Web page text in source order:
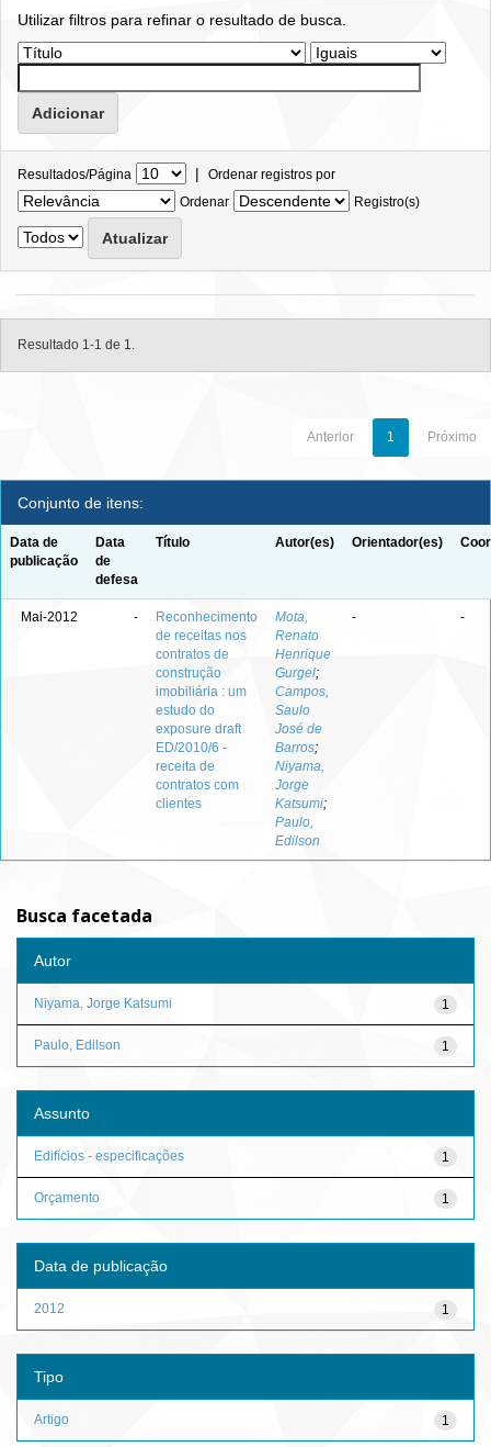
Utilizar filtros para refinar o resultado de busca.
Resultados/Página | Ordenar registros por
Ordenar
Registro(s)
Resultado 1-1 de 1.
Anterior 1 Próximo
Conjunto de itens:
Data de
publicação
Data
de
defesa
Título Autor(es) Orientador(es)
Mai-2012 -
Reconhecimento
de receitas nos
contratos de
construção
imobiliária : um
estudo do
exposure draft
ED/2010/6 -
receita de
contratos com
clientes
Mota,
Renato
Henrique
Gurgel;
Campos,
Saulo
José de
Barros;
Niyama,
Jorge
Katsumi;
Paulo,
Edilson
- -
Busca facetada
Autor
1
Niyama, Jorge Katsumi
1
Paulo, Edilson
Assunto
1
Edifícios - especificações
1
Orçamento
Data de publicação
1
2012
Tipo
1
Artigo